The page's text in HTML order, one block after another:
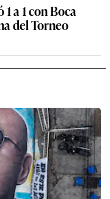
a 1 con Boca
del Torneo